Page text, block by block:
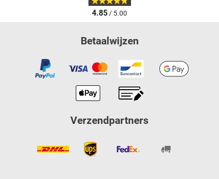
4.85/ 5.00
Betaalwijzen
Verzendpartners